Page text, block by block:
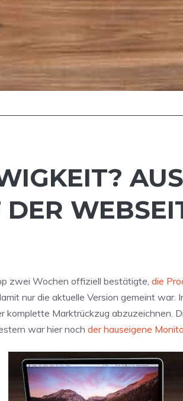
zwei Wochen offiziell bestätigte, die
nur die aktuelle Version gemeint war.
komplette Marktrückzug abzuzeichnen.
war hier noch der hauseigene